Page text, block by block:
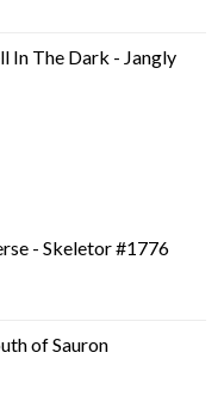
In The Dark - Jangly
- Skeletor #1776
of Sauron